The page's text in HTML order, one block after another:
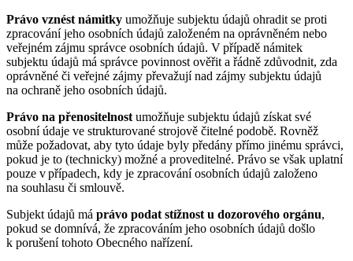
Právo vznést námitky umožňuje subjektu údajů ohradit se proti
zpracování jeho osobních údajů založeném na oprávněném nebo
veřejném zájmu správce osobních údajů. V případě námitek
subjektu údajů má správce povinnost ověřit a řádně zdůvodnit, zda
oprávněné či veřejné zájmy převažují nad zájmy subjektu údajů
na ochraně jeho osobních údajů.
Právo na přenositelnost umožňuje subjektu údajů získat své
osobní údaje ve strukturované strojově čitelné podobě. Rovněž
může požadovat, aby tyto údaje byly předány přímo jinému správci,
pokud je to (technicky) možné a proveditelné. Právo se však uplatní
pouze v případech, kdy je zpracování osobních údajů založeno
na souhlasu či smlouvě.
Subjekt údajů má právo podat stížnost u dozorového orgánu,
pokud se domnívá, že zpracováním jeho osobních údajů došlo
k porušení tohoto Obecného nařízení.